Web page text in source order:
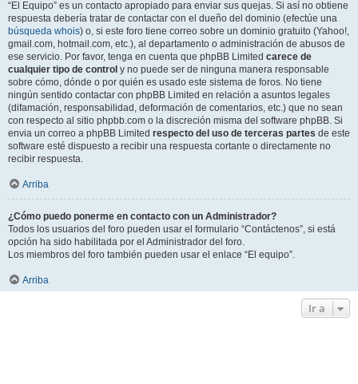
“El Equipo” es un contacto apropiado para enviar sus quejas. Si así no obtiene
respuesta debería tratar de contactar con el dueño del dominio (efectúe una
búsqueda whois) o, si este foro tiene correo sobre un dominio gratuito (Yahoo!,
gmail.com, hotmail.com, etc.), al departamento o administración de abusos de
ese servicio. Por favor, tenga en cuenta que phpBB Limited carece de
cualquier tipo de control y no puede ser de ninguna manera responsable
sobre cómo, dónde o por quién es usado este sistema de foros. No tiene
ningún sentido contactar con phpBB Limited en relación a asuntos legales
(difamación, responsabilidad, deformación de comentarios, etc.) que no sean
con respecto al sitio phpbb.com o la discreción misma del software phpBB. Si
envia un correo a phpBB Limited respecto del uso de terceras partes de este
software esté dispuesto a recibir una respuesta cortante o directamente no
recibir respuesta.
Arriba
¿Cómo puedo ponerme en contacto con un Administrador?
Todos los usuarios del foro pueden usar el formulario “Contáctenos”, si está
opción ha sido habilitada por el Administrador del foro.
Los miembros del foro también pueden usar el enlace “El equipo”.
Arriba
Ir a